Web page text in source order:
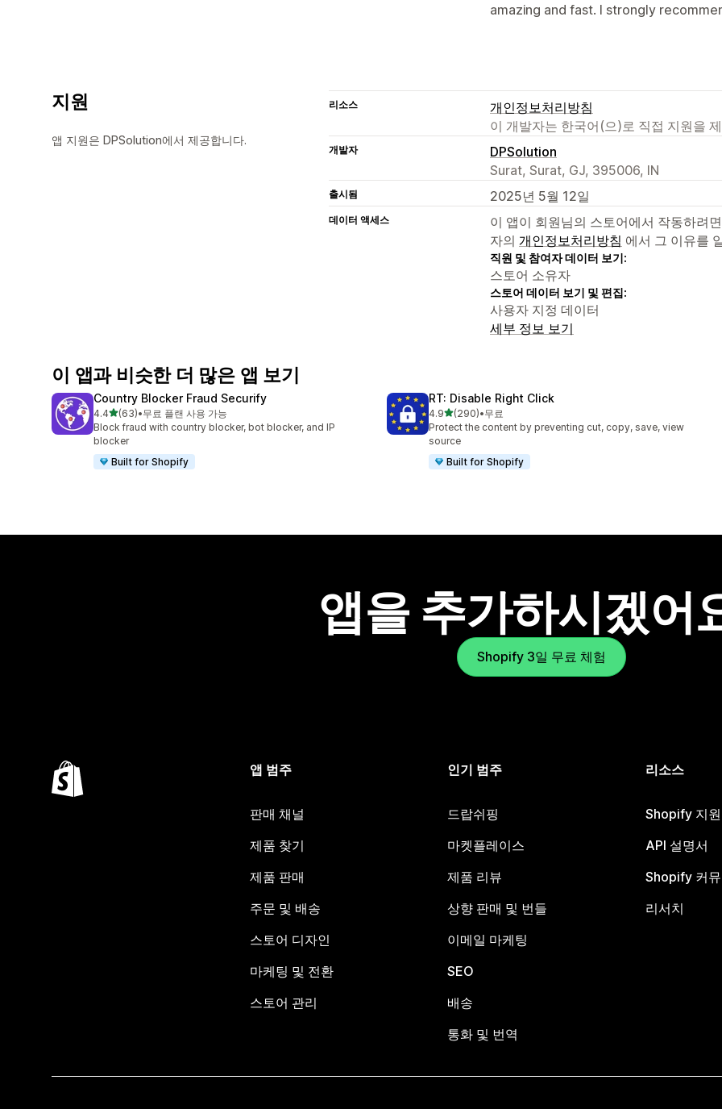
amazing and fast. I strongly
지원
앱 지원은 DPSolution에서 제공합니다.
리소스
개인정보처리방침
이 개발자는 한국어(으)로 직접 지원을
개발자
DPSolution
Surat, Surat, GJ, 395006, IN
출시됨 2025년 5월 12일
데이터 액세스
이 앱이 회원님의 스토어에서 작동하려
자의 개인정보처리방침 에서 그 이유를
직원 및 참여자 데이터 보기:
스토어 소유자
스토어 데이터 보기 및 편집:
사용자 지정 데이터
세부 정보 보기
이 앱과 비슷한 더 많은 앱 보기
Country Blocker Fraud Securify
4.4별 5개 중
(63)
총 리뷰 63개
•무료 플랜 사용 가능
Block fraud with country blocker, bot blocker, and IP
blocker
Built for Shopify
RT: Disable Right Click
4.9별 5개 중
(290)
총 리뷰 290개
•무료
Protect the content by preventing cut, copy, save, view
source
Built for Shopify
앱을 추가하시겠어
Shopify 3일 무료 체험
앱 범주
판매 채널
제품 찾기
제품 판매
주문 및 배송
스토어 디자인
마케팅 및 전환
스토어 관리
인기 범주
드랍쉬핑
마켓플레이스
제품 리뷰
상향 판매 및 번들
이메일 마케팅
SEO
배송
통화 및 번역
리소스
Shopify 지원
API 설명서
Shopify 커
리서치